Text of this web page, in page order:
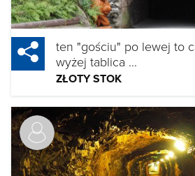
ten "gościu" po lewej to
wyżej tablica ...
ZŁOTY STOK